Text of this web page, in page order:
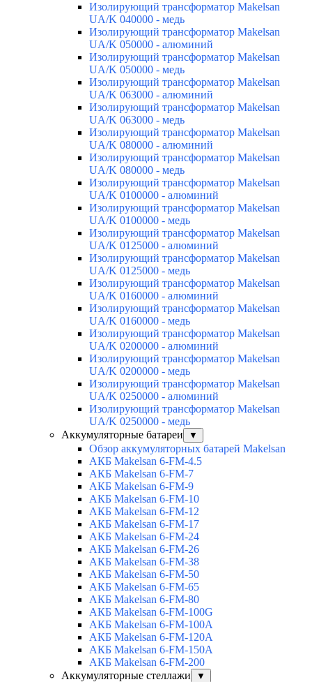
Изолирующий трансформатор Makelsan
UA/K 040000 - медь
Изолирующий трансформатор Makelsan
UA/K 050000 - алюминий
Изолирующий трансформатор Makelsan
UA/K 050000 - медь
Изолирующий трансформатор Makelsan
UA/K 063000 - алюминий
Изолирующий трансформатор Makelsan
UA/K 063000 - медь
Изолирующий трансформатор Makelsan
UA/K 080000 - алюминий
Изолирующий трансформатор Makelsan
UA/K 080000 - медь
Изолирующий трансформатор Makelsan
UA/K 0100000 - алюминий
Изолирующий трансформатор Makelsan
UA/K 0100000 - медь
Изолирующий трансформатор Makelsan
UA/K 0125000 - алюминий
Изолирующий трансформатор Makelsan
UA/K 0125000 - медь
Изолирующий трансформатор Makelsan
UA/K 0160000 - алюминий
Изолирующий трансформатор Makelsan
UA/K 0160000 - медь
Изолирующий трансформатор Makelsan
UA/K 0200000 - алюминий
Изолирующий трансформатор Makelsan
UA/K 0200000 - медь
Изолирующий трансформатор Makelsan
UA/K 0250000 - алюминий
Изолирующий трансформатор Makelsan
UA/K 0250000 - медь
Аккумуляторные батареи
▼
Обзор аккумуляторных батарей Makelsan
АКБ Makelsan 6-FM-4.5
АКБ Makelsan 6-FM-7
АКБ Makelsan 6-FM-9
АКБ Makelsan 6-FM-10
АКБ Makelsan 6-FM-12
АКБ Makelsan 6-FM-17
АКБ Makelsan 6-FM-24
АКБ Makelsan 6-FM-26
АКБ Makelsan 6-FM-38
АКБ Makelsan 6-FM-50
АКБ Makelsan 6-FM-65
АКБ Makelsan 6-FM-80
АКБ Makelsan 6-FM-100G
АКБ Makelsan 6-FM-100A
АКБ Makelsan 6-FM-120A
АКБ Makelsan 6-FM-150A
АКБ Makelsan 6-FM-200
Аккумуляторные стеллажи
▼